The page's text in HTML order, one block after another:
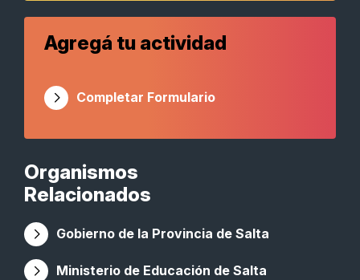
Organismos
Relacionados
Gobierno de la Provincia de Salta
Ministerio de Educación de Salta
Agregá tu actividad
Completar Formulario